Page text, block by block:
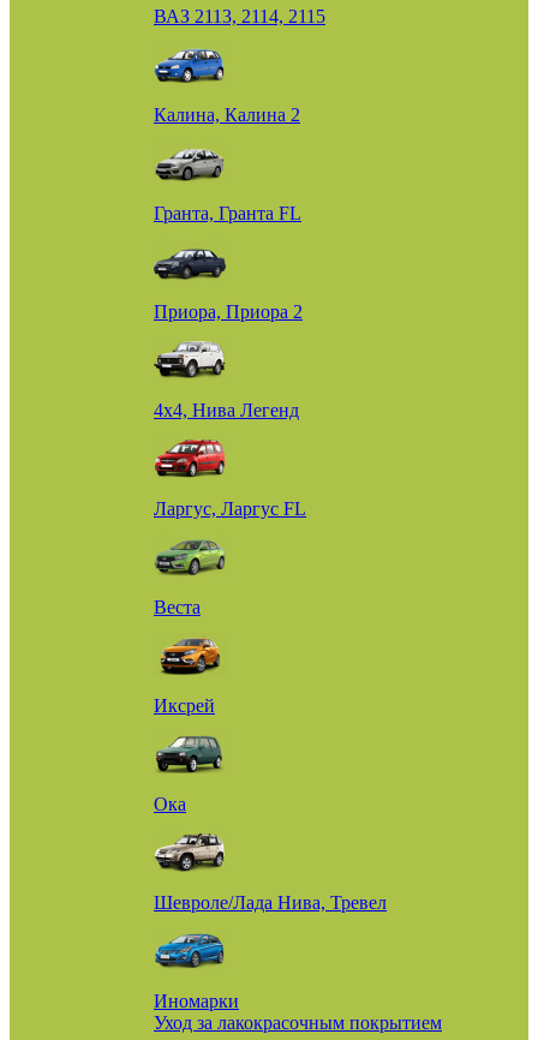
ВАЗ 2113, 2114, 2115
Калина, Калина 2
Гранта, Гранта FL
Приора, Приора 2
4х4, Нива Легенд
Ларгус, Ларгус FL
Веста
Иксрей
Ока
Шевроле/Лада Нива, Тревел
Иномарки
Уход за лакокрасочным покрытием